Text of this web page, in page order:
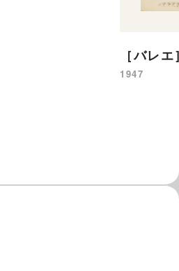
［バレ
1947